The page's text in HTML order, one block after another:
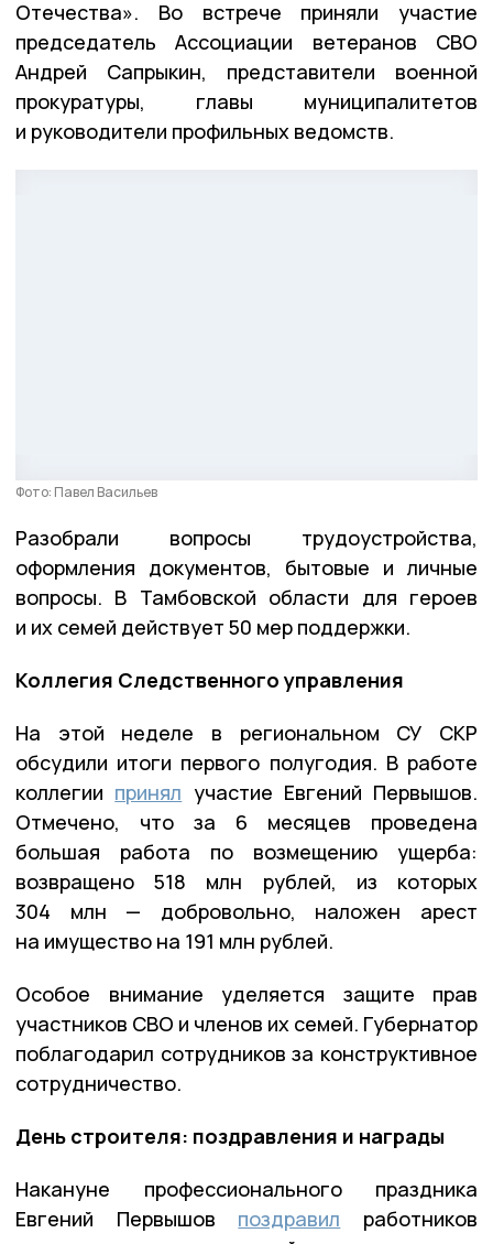
Отечества». Во встрече приняли участие
председатель Ассоциации ветеранов СВО
Андрей Сапрыкин, представители военной
прокуратуры, главы муниципалитетов
и руководители профильных ведомств.
Фото: Павел Васильев
Разобрали вопросы трудоустройства,
оформления документов, бытовые и личные
вопросы. В Тамбовской области для героев
и их семей действует 50 мер поддержки.
Коллегия Следственного управления
На этой неделе в региональном СУ СКР
обсудили итоги первого полугодия. В работе
коллегии принял участие Евгений Первышов.
Отмечено, что за 6 месяцев проведена
большая работа по возмещению ущерба:
возвращено 518 млн рублей, из которых
304 млн — добровольно, наложен арест
на имущество на 191 млн рублей.
Особое внимание уделяется защите прав
участников СВО и членов их семей. Губернатор
поблагодарил сотрудников за конструктивное
сотрудничество.
День строителя: поздравления и награды
Накануне профессионального праздника
Евгений Первышов поздравил работников